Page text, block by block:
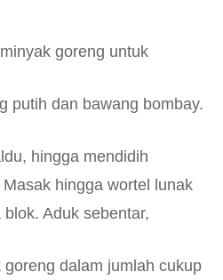
goreng untuk
putih dan bawang bombay.
hingga mendidih
hingga wortel lunak
Aduk sebentar,
dalam jumlah cukup